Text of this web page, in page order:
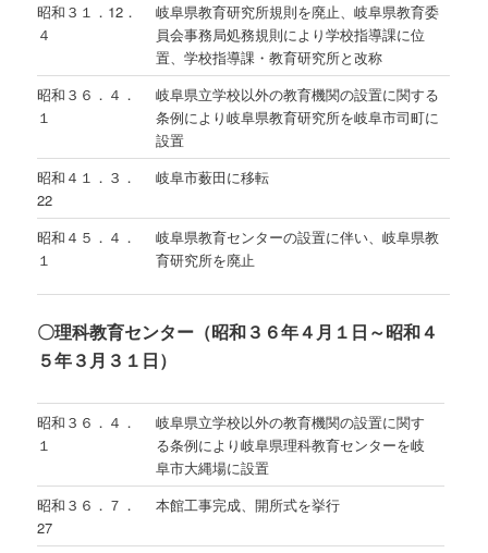
昭和３１．12．
４
岐阜県教育研究所規則を廃止、岐阜県教育委
員会事務局処務規則により学校指導課に位
置、学校指導課・教育研究所と改称
昭和３６．４．
１
岐阜県立学校以外の教育機関の設置に関する
条例により岐阜県教育研究所を岐阜市司町に
設置
昭和４１．３．
22
岐阜市薮田に移転
昭和４５．４．
１
岐阜県教育センターの設置に伴い、岐阜県教
育研究所を廃止
〇理科教育センター（昭和３６年４月１日～昭和４
５年３月３１日）
昭和３６．４．
１
岐阜県立学校以外の教育機関の設置に関す
る条例により岐阜県理科教育センターを岐
阜市大縄場に設置
昭和３６．７．
27
本館工事完成、開所式を挙行